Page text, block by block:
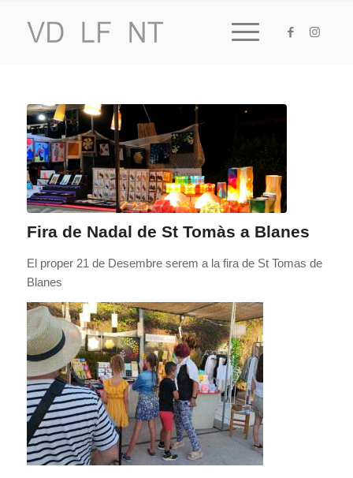
Fira de Nadal de St Tomàs a Blanes
El proper 21 de Desembre serem a la fira de St Tomas de
Blanes